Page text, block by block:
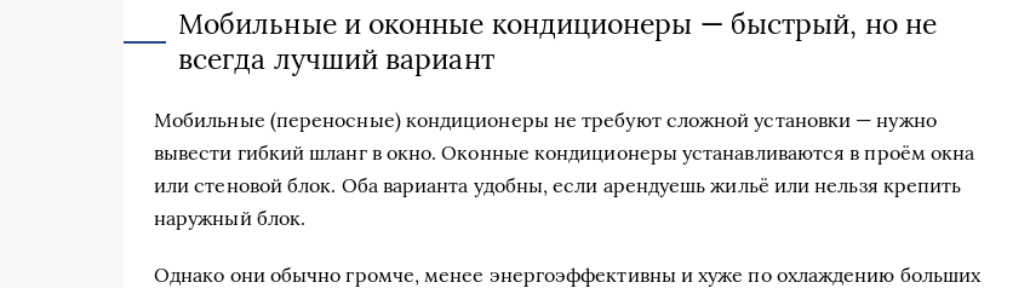
Мобильные и оконные кондиционеры — быстрый, но не
всегда лучший вариант
Мобильные (переносные) кондиционеры не требуют сложной установки — нужно
вывести гибкий шланг в окно. Оконные кондиционеры устанавливаются в проём окна
или стеновой блок. Оба варианта удобны, если арендуешь жильё или нельзя крепить
наружный блок.
Однако они обычно громче, менее энергоэффективны и хуже по охлаждению больших